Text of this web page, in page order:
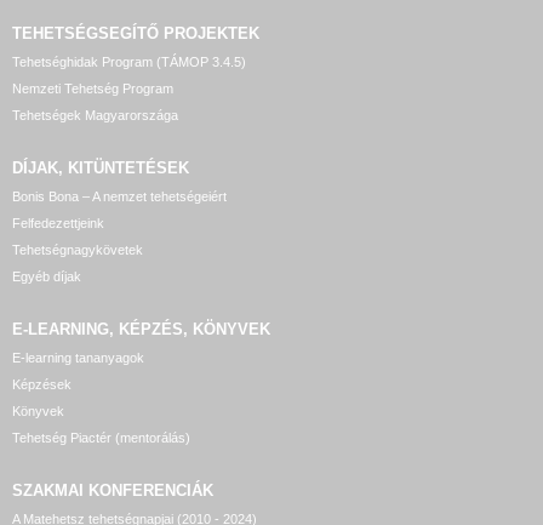
TEHETSÉGSEGÍTŐ PROJEKTEK
Tehetséghidak Program (TÁMOP 3.4.5)
Nemzeti Tehetség Program
Tehetségek Magyarországa
DÍJAK, KITÜNTETÉSEK
Bonis Bona – A nemzet tehetségeiért
Felfedezettjeink
Tehetségnagykövetek
Egyéb díjak
E-LEARNING, KÉPZÉS, KÖNYVEK
E-learning tananyagok
Képzések
Könyvek
Tehetség Piactér (mentorálás)
SZAKMAI KONFERENCIÁK
A Matehetsz tehetségnapjai (2010 - 2024)